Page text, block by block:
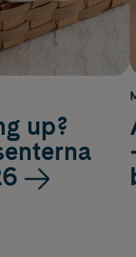
up?